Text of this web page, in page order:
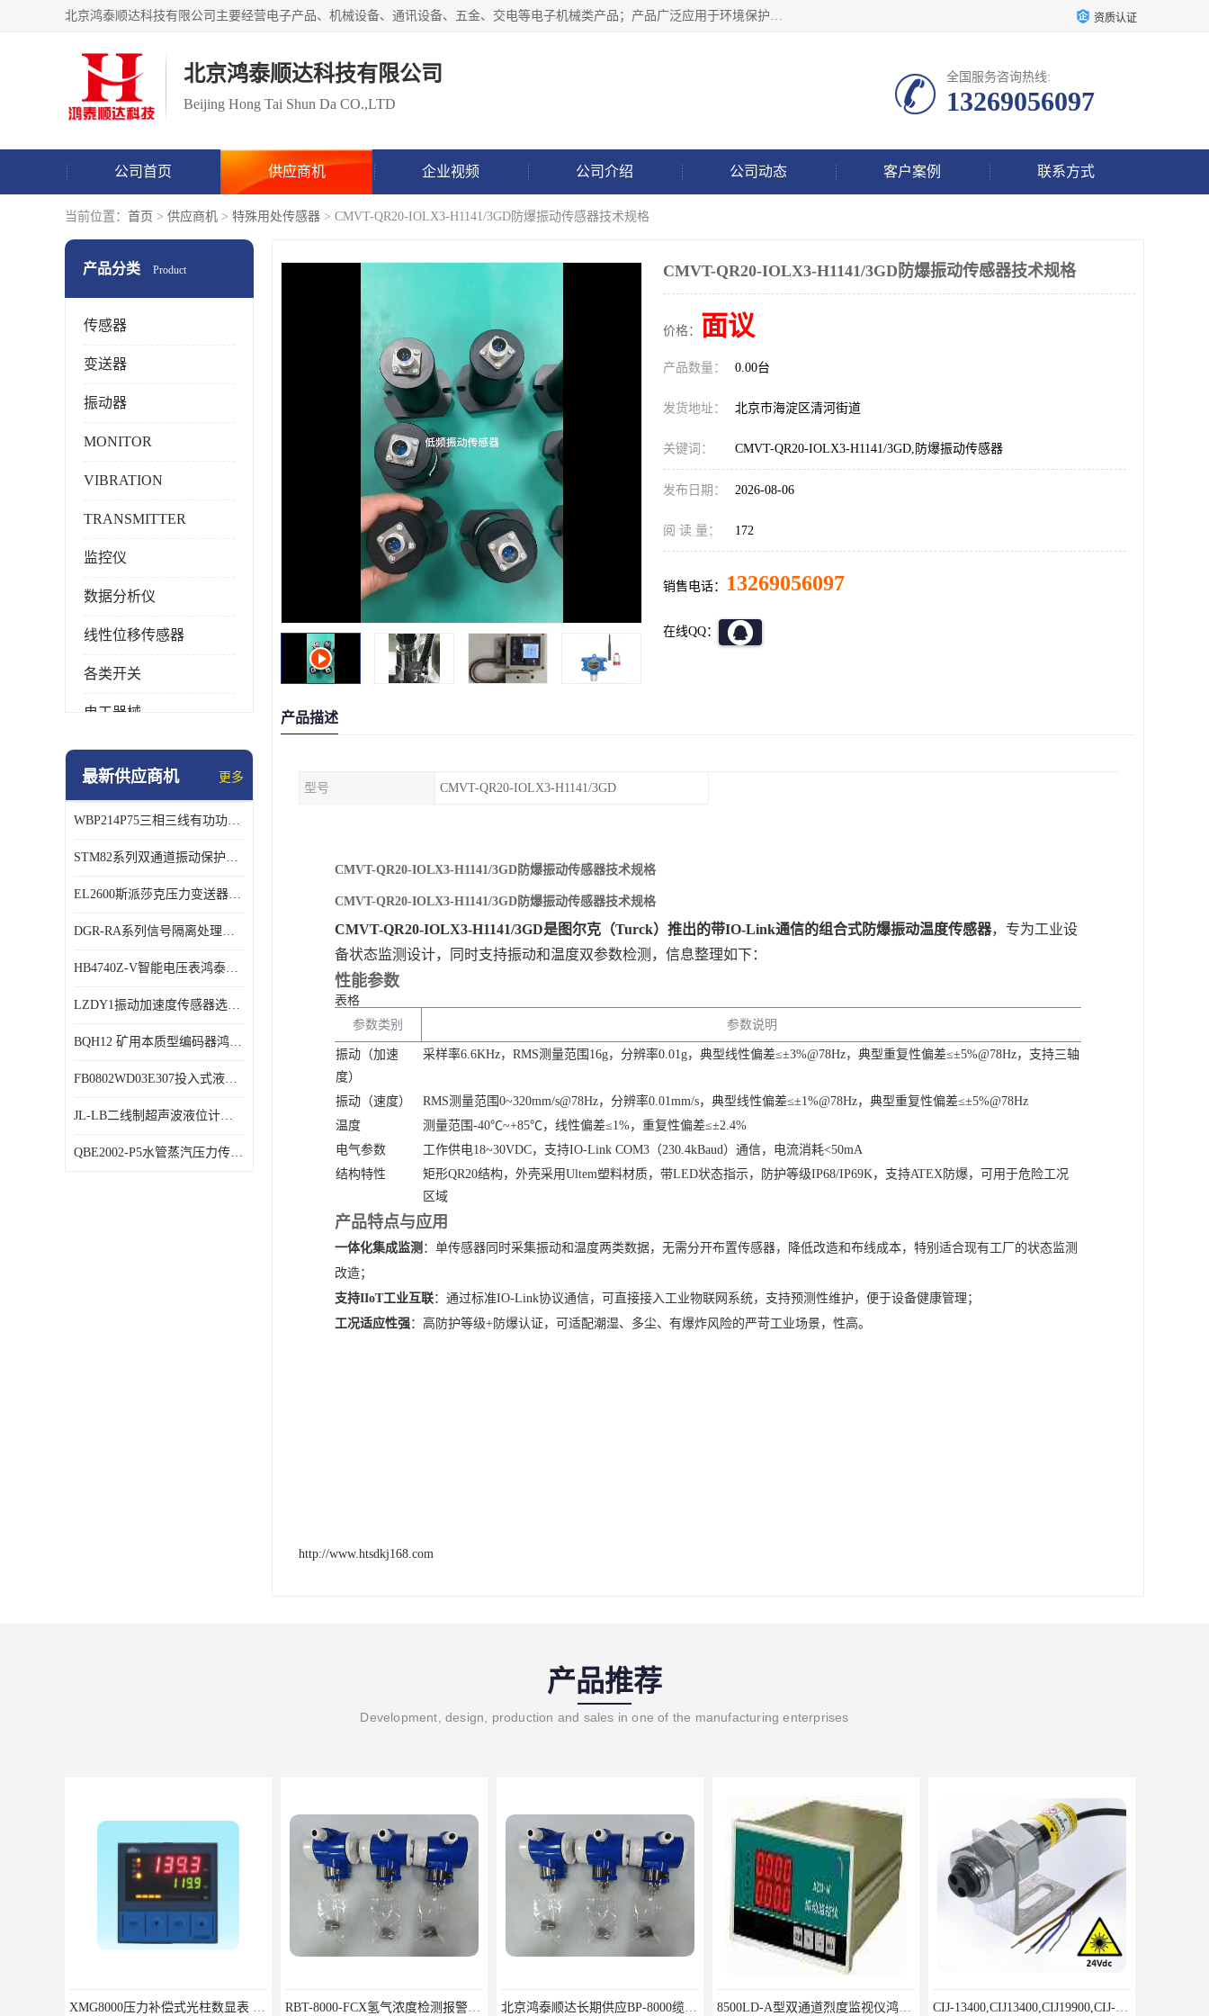
北京鸿泰顺达科技有限公司主要经营电子产品、机械设备、通讯设备、五金、交电等电子机械类产品；产品广泛应用于环境保护、石油化工、电力电子、冶金建筑、煤炭、农业、卫生防疫、教育科研等行业。并成功的与各地环境监测站、污水处理厂、卷烟厂、电厂、高校、科学院所、卫生防疫部门、煤矿、石化厂等用户建立了密切的合作关系。 资质认证
北京鸿泰顺达科技有限公司
Beijing Hong Tai Shun Da CO.,LTD
全国服务咨询热线:
13269056097
公司首页 供应商机 企业视频 公司介绍 公司动态 客户案例 联系方式
当前位置： 首页 > 供应商机 > 特殊用处传感器 > CMVT-QR20-IOLX3-H1141/3GD防爆振动传感器技术规格
产品分类 Product
传感器
变送器
振动器
MONITOR
VIBRATION
TRANSMITTER
监控仪
数据分析仪
线性位移传感器
各类开关
电工器械
模块化产品
特殊用处传感器
特殊用途变送器
最新供应商机 更多
WBP214P75三相三线有功功率传感器鸿泰顺达产品稳定性好
STM82系列双通道振动保护表鸿泰产品技术规格
EL2600斯派莎克压力变送器技术规格
DGR-RA系列信号隔离处理器鸿泰产品技术规格
HB4740Z-V智能电压表鸿泰产品外形美观大方
LZDY1振动加速度传感器选型资料
BQH12 矿用本质型编码器鸿泰产品实物展示
FB0802WD03E307投入式液位计鸿泰产品选型参数
JL-LB二线制超声波液位计鸿泰产品外形美观大方
QBE2002-P5水管蒸汽压力传感器西门子产品技术规格
CMVT-QR20-IOLX3-H1141/3GD防爆振动传感器技术规格
价格： 面议
产品数量： 0.00台
发货地址： 北京市海淀区清河街道
关键词： CMVT-QR20-IOLX3-H1141/3GD,防爆振动传感器
发布日期： 2026-08-06
阅 读 量： 172
销售电话： 13269056097
在线QQ：
产品描述
型号 CMVT-QR20-IOLX3-H1141/3GD
CMVT-QR20-IOLX3-H1141/3GD防爆振动传感器技术规格
CMVT-QR20-IOLX3-H1141/3GD防爆振动传感器技术规格
CMVT-QR20-IOLX3-H1141/3GD是图尔克（Turck）推出的带IO-Link通信的组合式防爆振动温度传感器‌，专为工业设
备状态监测设计，同时支持振动和温度双参数检测，信息整理如下：
性能参数
表格
参数类别
参数说明
振动（加速
度）
采样率6.6KHz，RMS测量范围16g，分辨率0.01g，典型线性偏差≤±3%@78Hz，典型重复性偏差≤±5%@78Hz，支持三轴
振动（速度）
RMS测量范围0~320mm/s@78Hz，分辨率0.01mm/s，典型线性偏差≤±1%@78Hz，典型重复性偏差≤±5%@78Hz
温度
测量范围-40℃~+85℃，线性偏差≤1%，重复性偏差≤±2.4%
电气参数
工作供电18~30VDC，支持IO-Link COM3（230.4kBaud）通信，电流消耗<50mA
结构特性
矩形QR20结构，外壳采用Ultem塑料材质，带LED状态指示，防护等级IP68/IP69K，支持ATEX防爆，可用于危险工况
区域
产品特点与应用
一体化集成监测 ‌：单传感器同时采集振动和温度两类数据，无需分开布置传感器，降低改造和布线成本，特别适合现有工厂的状态监测
改造；
支持IIoT工业互联‌：通过标准IO-Link协议通信，可直接接入工业物联网系统，支持预测性维护，便于设备健康管理；
工况适应性强‌：高防护等级+防爆认证，可适配潮湿、多尘、有爆炸风险的严苛工业场景，性高。
http://www.htsdkj168.com
产品推荐
Development, design, production and sales in one of the manufacturing enterprises
XMG8000压力补偿式光柱数显表 XMG82666优选北京鸿泰顺达科技 RBT-8000-FCX氢气浓度检测报警器北京地区供应商 北京鸿泰顺达长期供应BP-8000缆式液位计，0-5米现场显示；BP-8000缆式液位计，0-5米现场显示询价电话 8500LD-A型双通道烈度监视仪鸿泰产品性价比好 CIJ-13400,CIJ13400,CIJ19900,CIJ-19200,CIJI3500Y转速传感器